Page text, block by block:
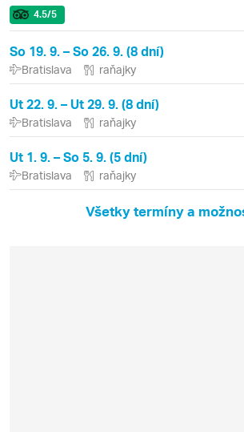
4.5/5
So 19. 9. – So 26. 9. (8 dní)
Bratislava raňajky
Ut 22. 9. – Ut 29. 9. (8 dní)
Bratislava raňajky
Ut 1. 9. – So 5. 9. (5 dní)
Bratislava raňajky
Všetky termíny a